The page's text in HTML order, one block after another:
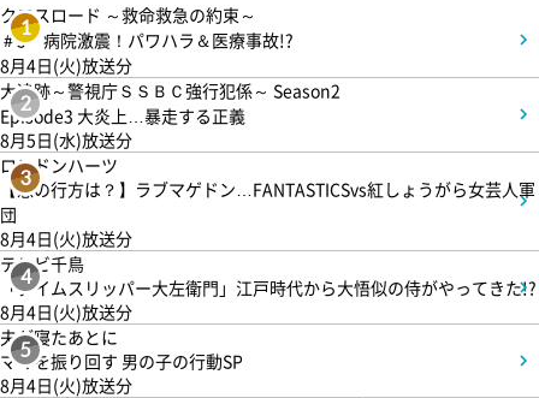
1
クロスロード ～救命救急の約束～
＃5 病院激震！パワハラ＆医療事故!?
8月4日(火)放送分
2
大追跡～警視庁ＳＳＢＣ強行犯係～ Season2
Episode3 大炎上…暴走する正義
8月5日(水)放送分
3
ロンドンハーツ
【恋の行方は？】ラブマゲドン…FANTASTICSvs紅しょうがら女芸人軍
団
8月4日(火)放送分
4
テレビ千鳥
「タイムスリッパー大左衛門」江戸時代から大悟似の侍がやってきた!?
8月4日(火)放送分
5
夫が寝たあとに
ママを振り回す 男の子の行動SP
8月4日(火)放送分